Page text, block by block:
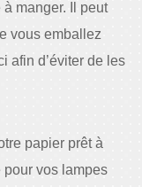
manger. Il peut
vous emballez
afin d’éviter de les
papier prêt à
vos lampes